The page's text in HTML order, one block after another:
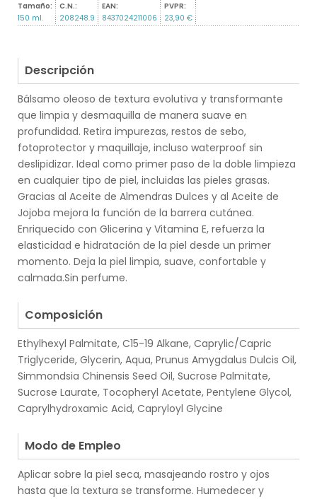
Tamaño:
150 ml.
C.N.:
208248.9
EAN:
8437024211006
PVPR:
23,90 €
Descripción
Bálsamo oleoso de textura evolutiva y transformante
que limpia y desmaquilla de manera suave en
profundidad. Retira impurezas, restos de sebo,
fotoprotector y maquillaje, incluso waterproof sin
deslipidizar. Ideal como primer paso de la doble limpieza
en cualquier tipo de piel, incluidas las pieles grasas.
Gracias al Aceite de Almendras Dulces y al Aceite de
Jojoba mejora la función de la barrera cutánea.
Enriquecido con Glicerina y Vitamina E, refuerza la
elasticidad e hidratación de la piel desde un primer
momento. Deja la piel limpia, suave, confortable y
calmada.Sin perfume.
Composición
Ethylhexyl Palmitate, C15-19 Alkane, Caprylic/Capric
Triglyceride, Glycerin, Aqua, Prunus Amygdalus Dulcis Oil,
Simmondsia Chinensis Seed Oil, Sucrose Palmitate,
Sucrose Laurate, Tocopheryl Acetate, Pentylene Glycol,
Caprylhydroxamic Acid, Capryloyl Glycine
Modo de Empleo
Aplicar sobre la piel seca, masajeando rostro y ojos
hasta que la textura se transforme. Humedecer y